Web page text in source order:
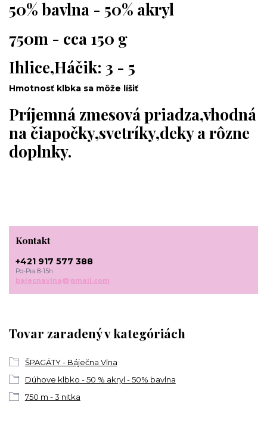
50% bavlna - 50% akryl
750m - cca 150 g
Ihlice,Háčik: 3 - 5
Hmotnosť klbka sa môže líšiť
Príjemná zmesová priadza,vhodná
na čiapočky,svetríky,deky a rôzne
doplnky.
Tovar zaradený v kategóriách
ŠPAGÁTY - Báječna Vlna
Dúhove klbko - 50 % akryl - 50% bavlna
750 m - 3 nitka
Kontakt
+421 917 577 388
Po-Pia 8-15h
bajecnavlna@gmail.com